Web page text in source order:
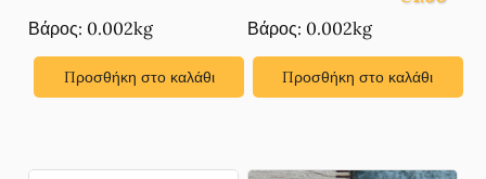
Βάρος: 0.002kg
Προσθήκη στο καλάθι
Βάρος: 0.002kg
Προσθήκη στο καλάθι